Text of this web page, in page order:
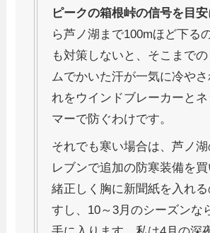
ピークの箱根峠の信号を目安
ら芦ノ湖まで100mほど下る
も対策しないと、そこまで
ムでかいた汗が一気に冷や
れをウインドブレーカーと
マーで防ぐわけです。
それでも寒い場合は、芦ノ
レブンで追加の防寒装備を
緒正しく胸に新聞紙を入れ
すし、10～3月のシーズンな